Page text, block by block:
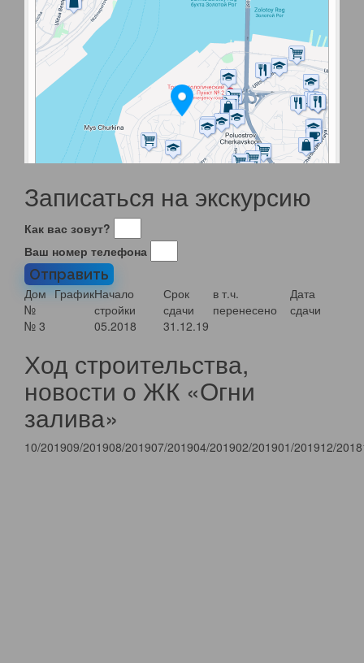
Записаться на экскурсию
Как вас зовут?
Ваш номер телефона
Отправить
Дом
№
ГрафикНачало
стройки
Срок
сдачи
в т.ч.
перенесено
Дата
сдачи
№ 3
05.2018 31.12.19
Ход строительства,
новости о ЖК «Огни
залива»
10/201909/201908/201907/201904/201902/201901/201912/2018